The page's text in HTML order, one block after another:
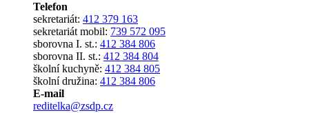
Telefon
sekretariát: 412 379 163
sekretariát mobil: 739 572 095
sborovna I. st.: 412 384 806
sborovna II. st.: 412 384 804
školní kuchyně: 412 384 805
školní družina: 412 384 806
E-mail
reditelka@zsdp.cz